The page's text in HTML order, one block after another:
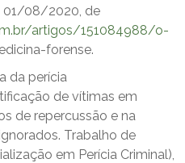
01/08/2020, de
artigos/151084988/o-
forense.
da perícia
de vítimas em
de repercussão e na
Trabalho de
em Perícia Criminal),